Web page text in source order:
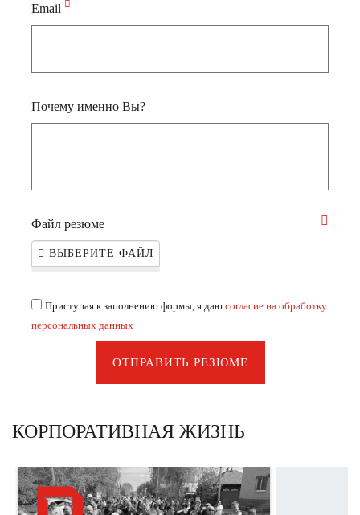
Email
Почему именно Вы?
Файл резюме
ВЫБЕРИТЕ ФАЙЛ
Приступая к заполнению формы, я даю согласие на обработку
персональных данных
ОТПРАВИТЬ РЕЗЮМЕ
КОРПОРАТИВНАЯ ЖИЗНЬ